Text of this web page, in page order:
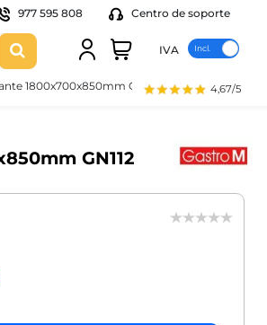
977 595 808 Centro de soporte
IVA
4,67/5
1800x700x850mm GN112
GN112